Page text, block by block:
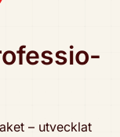
– utvecklat